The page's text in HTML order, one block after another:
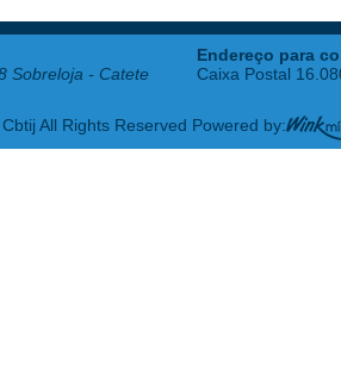
Sobreloja - Catete
Endereço para
Caixa Postal
All Rights Reserved Powered by: